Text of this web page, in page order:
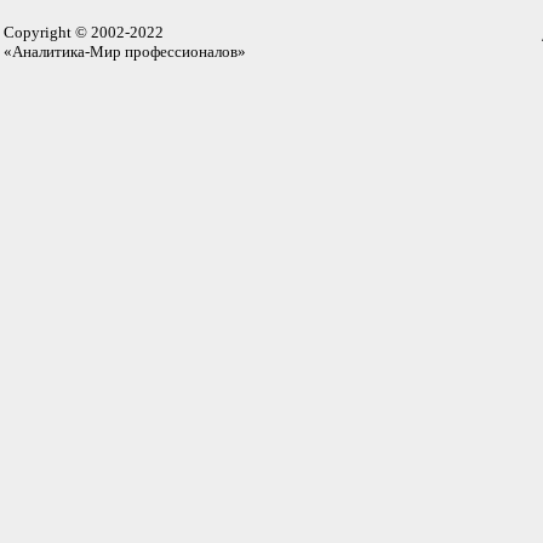
Copyright © 2002-2022
«Аналитика-Мир профессионалов»